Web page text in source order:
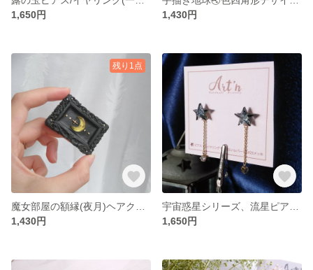
1,650円
1,430円
残り1点
1,430円
1,650円